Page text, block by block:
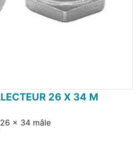
26 X 34 M
x 34 mâle